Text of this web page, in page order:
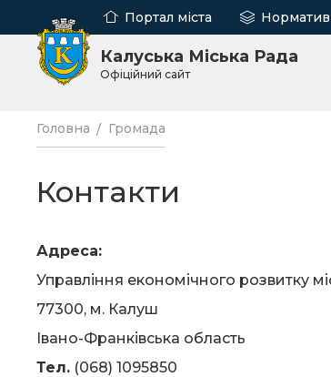
Портал міста
Калуська Міська Рада
Офіційний сайт
Головна Громада
Контакти
Адреса:
Управління економічного розвитку
77300, м. Калуш
Івано-Франківська область
Тел. (068) 1095850